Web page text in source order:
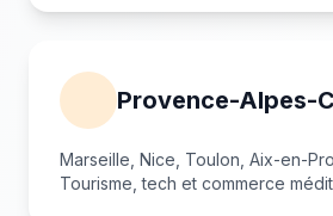
Provence-Alpes-
Marseille, Nice, Toulon, Aix-en-
Tourisme, tech et commerce